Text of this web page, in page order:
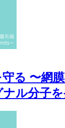
る 〜網
ル分子